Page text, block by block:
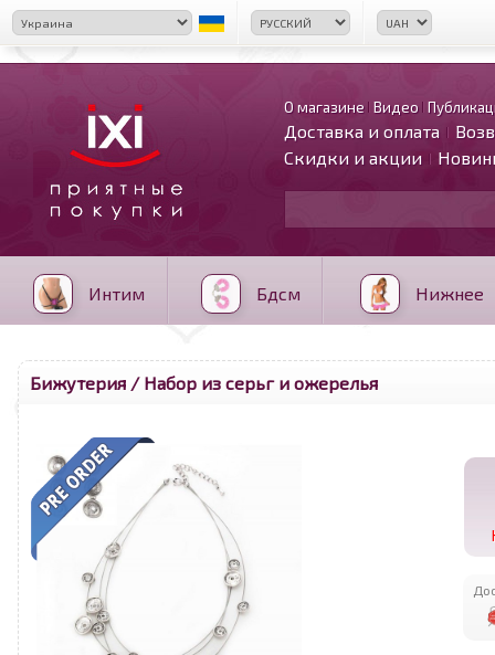
О магазине Видео
Доставка и оплата
Скидки и акции
Интим Бдсм Нижнее
Бижутерия / Набор из серьг и ожерелья